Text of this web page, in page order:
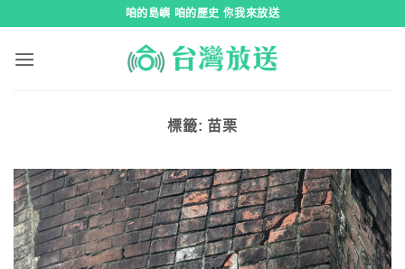
咱的島嶼 咱的歷史 你我來放送
標籤: 苗栗